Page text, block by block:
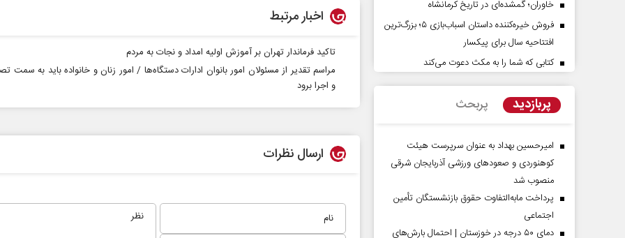
اخبار مرتبط
تاکید فرماندار تهران بر آموزش اولیه امداد و نجات به مردم
مراسم تقدیر از مسئولان امور بانوان ادارات دستگاه‌ها / امور زنان و خانواده باید به سمت
و اجرا برود
ارسال نظرات
خاوران؛ گمشده‌ای در تاریخ کرمانشاه
فروش خیره‌کننده داستان اسباب‌بازی ۵؛ بزرگ‌ترین
افتتاحیه سال برای پیکسار
کتابی که شما را به مکث دعوت می‌کند
پربازدید پربحث
امیرحسین بهداد به عنوان سرپرست هیئت
کوهنوردی و صعودهای ورزشی آذربایجان شرقی
منصوب شد
پرداخت مابه‌التفاوت حقوق بازنشستگان تأمین
اجتماعی
دمای ۵۰ درجه در خوزستان | احتمال بارش‌های
راوی حقیقتِ آرامش‌ بخش روز روایتگران حقیقت
دکتر حسین قرایی - مدیر کل روابط عمومی
ادامه جنگ برای آمریکا یعنی
شکست مفتضحانه
دکتر محمد باقر خرمشاد - استاد دانشگاه دکتر مراد